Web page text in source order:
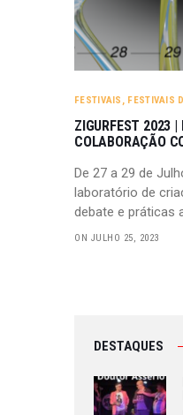
FESTIVAIS , FESTIVAIS
ZIGURFEST 2023
COLABORAÇÃO
De 27 a 29 de
laboratório de
debate e práticas
ON JULHO 25, 2023
DESTAQUES